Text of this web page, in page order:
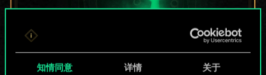
知情同意 详情 关于